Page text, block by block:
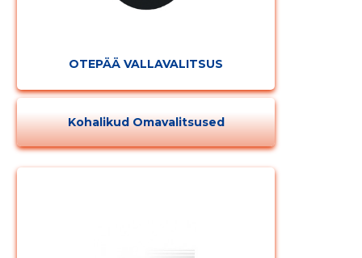
OTEPÄÄ VALLAVALITSUS
Kohalikud Omavalitsused
Muuda pildi